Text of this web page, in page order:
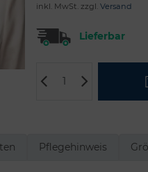
inkl. MwSt. zzgl. Versand
Lieferbar
Pflegehinweis